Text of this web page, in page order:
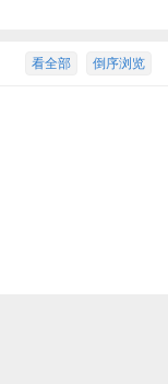
倒序浏览
看全部